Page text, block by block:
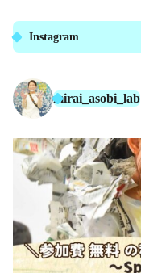
Instagram
mirai_asobi_lab